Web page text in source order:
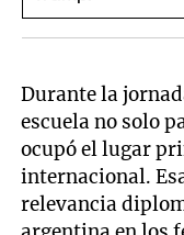
Durante la
escuela no solo
ocupó el lugar
internacional.
relevancia